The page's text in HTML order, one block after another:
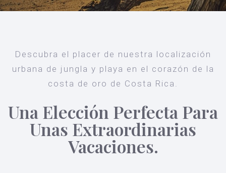
Descubra el placer de nuestra localización
urbana de jungla y playa en el corazón de la
costa de oro de Costa Rica.
Una Elección Perfecta Para
Unas Extraordinarias
Vacaciones.